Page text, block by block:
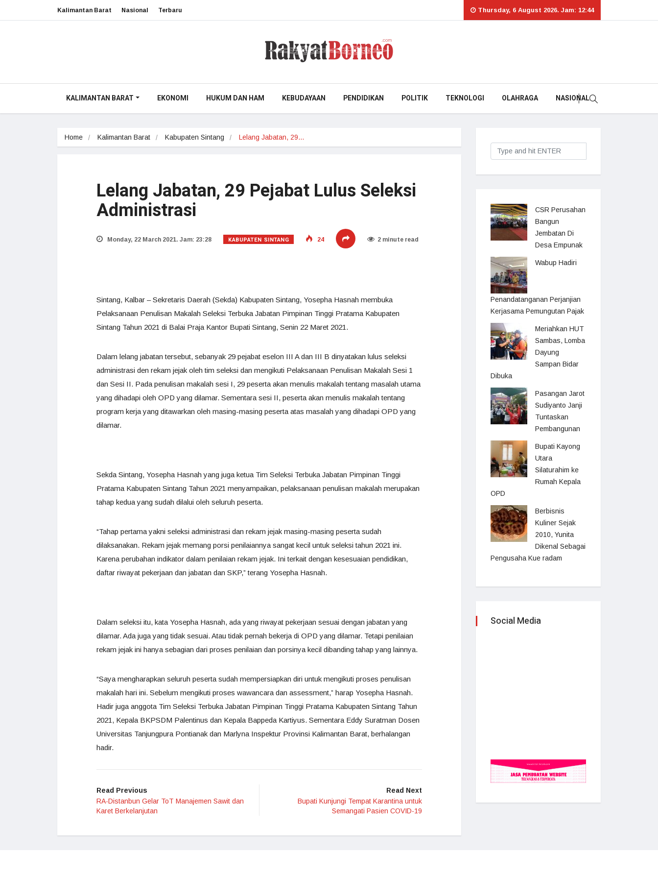
Kalimantan Barat Nasional Terbaru Thursday, 6 August 2026. Jam: 12:44
KALIMANTAN BARAT EKONOMI HUKUM DAN HAM KEBUDAYAAN PENDIDIKAN POLITIK TEKNOLOGI OLAHRAGA NASIONAL
Home Kalimantan Barat Kabupaten Sintang Lelang Jabatan, 29…
Lelang Jabatan, 29 Pejabat Lulus Seleksi
Administrasi
Monday, 22 March 2021. Jam: 23:28 KABUPATEN SINTANG 24 2 minute read
Sintang, Kalbar – Sekretaris Daerah (Sekda) Kabupaten Sintang, Yosepha Hasnah membuka
Pelaksanaan Penulisan Makalah Seleksi Terbuka Jabatan Pimpinan Tinggi Pratama Kabupaten
Sintang Tahun 2021 di Balai Praja Kantor Bupati Sintang, Senin 22 Maret 2021.
Dalam lelang jabatan tersebut, sebanyak 29 pejabat eselon III A dan III B dinyatakan lulus seleksi
administrasi den rekam jejak oleh tim seleksi dan mengikuti Pelaksanaan Penulisan Makalah Sesi 1
dan Sesi II. Pada penulisan makalah sesi I, 29 peserta akan menulis makalah tentang masalah utama
yang dihadapi oleh OPD yang dilamar. Sementara sesi II, peserta akan menulis makalah tentang
program kerja yang ditawarkan oleh masing-masing peserta atas masalah yang dihadapi OPD yang
dilamar.
Sekda Sintang, Yosepha Hasnah yang juga ketua Tim Seleksi Terbuka Jabatan Pimpinan Tinggi
Pratama Kabupaten Sintang Tahun 2021 menyampaikan, pelaksanaan penulisan makalah merupakan
tahap kedua yang sudah dilalui oleh seluruh peserta.
“Tahap pertama yakni seleksi administrasi dan rekam jejak masing-masing peserta sudah
dilaksanakan. Rekam jejak memang porsi penilaiannya sangat kecil untuk seleksi tahun 2021 ini.
Karena perubahan indikator dalam penilaian rekam jejak. Ini terkait dengan kesesuaian pendidikan,
daftar riwayat pekerjaan dan jabatan dan SKP,” terang Yosepha Hasnah.
Dalam seleksi itu, kata Yosepha Hasnah, ada yang riwayat pekerjaan sesuai dengan jabatan yang
dilamar. Ada juga yang tidak sesuai. Atau tidak pernah bekerja di OPD yang dilamar. Tetapi penilaian
rekam jejak ini hanya sebagian dari proses penilaian dan porsinya kecil dibanding tahap yang lainnya.
“Saya mengharapkan seluruh peserta sudah mempersiapkan diri untuk mengikuti proses penulisan
makalah hari ini. Sebelum mengikuti proses wawancara dan assessment,” harap Yosepha Hasnah.
Hadir juga anggota Tim Seleksi Terbuka Jabatan Pimpinan Tinggi Pratama Kabupaten Sintang Tahun
2021, Kepala BKPSDM Palentinus dan Kepala Bappeda Kartiyus. Sementara Eddy Suratman Dosen
Universitas Tanjungpura Pontianak dan Marlyna Inspektur Provinsi Kalimantan Barat, berhalangan
hadir.
Read Previous
RA-Distanbun Gelar ToT Manajemen Sawit dan
Karet Berkelanjutan
Read Next
Bupati Kunjungi Tempat Karantina untuk
Semangati Pasien COVID-19
CSR Perusahan
Bangun
Jembatan Di
Desa Empunak
Wabup Hadiri
Penandatanganan Perjanjian
Kerjasama Pemungutan Pajak
Meriahkan HUT
Sambas, Lomba
Dayung
Sampan Bidar
Dibuka
Pasangan Jarot
Sudiyanto Janji
Tuntaskan
Pembangunan
Bupati Kayong
Utara
Silaturahim ke
Rumah Kepala
OPD
Berbisnis
Kuliner Sejak
2010, Yunita
Dikenal Sebagai
Pengusaha Kue radam
Social Media